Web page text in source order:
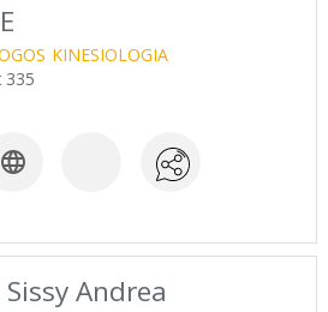
KINESIOLOGIA
335

Andrea